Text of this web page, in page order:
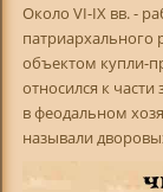
Около VI-IX вв. -
патриархального
объектом купли-
относился к части
в феодальном
называли